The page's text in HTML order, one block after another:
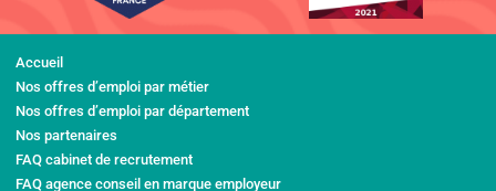
Accueil
Nos offres d’emploi par métier
Nos offres d’emploi par département
Nos partenaires
FAQ cabinet de recrutement
FAQ agence conseil en marque employeur